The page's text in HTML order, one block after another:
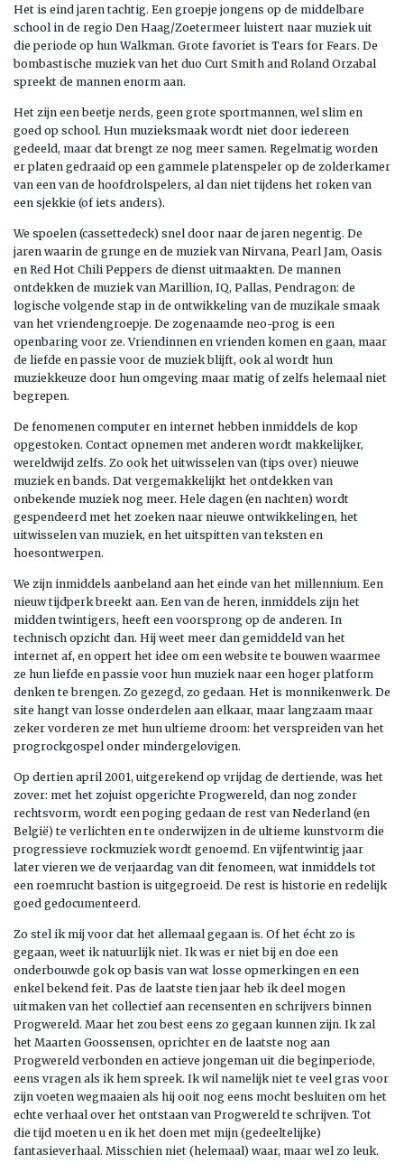
Het is eind jaren tachtig. Een groepje jongens op de middelbare
school in de regio Den Haag/Zoetermeer luistert naar muziek uit
die periode op hun Walkman. Grote favoriet is Tears for Fears. De
bombastische muziek van het duo Curt Smith and Roland Orzabal
spreekt de mannen enorm aan.
Het zijn een beetje nerds, geen grote sportmannen, wel slim en
goed op school. Hun muzieksmaak wordt niet door iedereen
gedeeld, maar dat brengt ze nog meer samen. Regelmatig worden
er platen gedraaid op een gammele platenspeler op de zolderkamer
van een van de hoofdrolspelers, al dan niet tijdens het roken van
een sjekkie (of iets anders).
We spoelen (cassettedeck) snel door naar de jaren negentig. De
jaren waarin de grunge en de muziek van Nirvana, Pearl Jam, Oasis
en Red Hot Chili Peppers de dienst uitmaakten. De mannen
ontdekken de muziek van Marillion, IQ, Pallas, Pendragon: de
logische volgende stap in de ontwikkeling van de muzikale smaak
van het vriendengroepje. De zogenaamde neo-prog is een
openbaring voor ze. Vriendinnen en vrienden komen en gaan, maar
de liefde en passie voor de muziek blijft, ook al wordt hun
muziekkeuze door hun omgeving maar matig of zelfs helemaal niet
begrepen.
De fenomenen computer en internet hebben inmiddels de kop
opgestoken. Contact opnemen met anderen wordt makkelijker,
wereldwijd zelfs. Zo ook het uitwisselen van (tips over) nieuwe
muziek en bands. Dat vergemakkelijkt het ontdekken van
onbekende muziek nog meer. Hele dagen (en nachten) wordt
gespendeerd met het zoeken naar nieuwe ontwikkelingen, het
uitwisselen van muziek, en het uitspitten van teksten en
hoesontwerpen.
We zijn inmiddels aanbeland aan het einde van het millennium. Een
nieuw tijdperk breekt aan. Een van de heren, inmiddels zijn het
midden twintigers, heeft een voorsprong op de anderen. In
technisch opzicht dan. Hij weet meer dan gemiddeld van het
internet af, en oppert het idee om een website te bouwen waarmee
ze hun liefde en passie voor hun muziek naar een hoger platform
denken te brengen. Zo gezegd, zo gedaan. Het is monnikenwerk. De
site hangt van losse onderdelen aan elkaar, maar langzaam maar
zeker vorderen ze met hun ultieme droom: het verspreiden van het
progrockgospel onder mindergelovigen.
Op dertien april 2001, uitgerekend op vrijdag de dertiende, was het
zover: met het zojuist opgerichte Progwereld, dan nog zonder
rechtsvorm, wordt een poging gedaan de rest van Nederland (en
België) te verlichten en te onderwijzen in de ultieme kunstvorm die
progressieve rockmuziek wordt genoemd. En vijfentwintig jaar
later vieren we de verjaardag van dit fenomeen, wat inmiddels tot
een roemrucht bastion is uitgegroeid. De rest is historie en redelijk
goed gedocumenteerd.
Zo stel ik mij voor dat het allemaal gegaan is. Of het écht zo is
gegaan, weet ik natuurlijk niet. Ik was er niet bij en doe een
onderbouwde gok op basis van wat losse opmerkingen en een
enkel bekend feit. Pas de laatste tien jaar heb ik deel mogen
uitmaken van het collectief aan recensenten en schrijvers binnen
Progwereld. Maar het zou best eens zo gegaan kunnen zijn. Ik zal
het Maarten Goossensen, oprichter en de laatste nog aan
Progwereld verbonden en actieve jongeman uit die beginperiode,
eens vragen als ik hem spreek. Ik wil namelijk niet te veel gras voor
zijn voeten wegmaaien als hij ooit nog eens mocht besluiten om het
echte verhaal over het ontstaan van Progwereld te schrijven. Tot
die tijd moeten u en ik het doen met mijn (gedeeltelijke)
fantasieverhaal. Misschien niet (helemaal) waar, maar wel zo leuk.